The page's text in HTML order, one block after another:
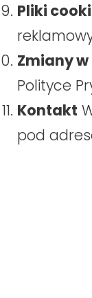
Pliki
Zmiany
Polityce
Kontakt
pod